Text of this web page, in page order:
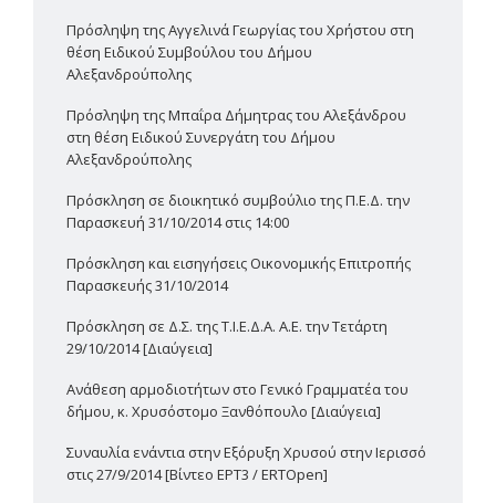
Πρόσληψη της Αγγελινά Γεωργίας του Χρήστου στη
θέση Ειδικού Συμβούλου του Δήμου
Αλεξανδρούπολης
Πρόσληψη της Μπαΐρα Δήμητρας του Αλεξάνδρου
στη θέση Ειδικού Συνεργάτη του Δήμου
Αλεξανδρούπολης
Πρόσκληση σε διοικητικό συμβούλιο της Π.Ε.Δ. την
Παρασκευή 31/10/2014 στις 14:00
Πρόσκληση και εισηγήσεις Οικονομικής Επιτροπής
Παρασκευής 31/10/2014
Πρόσκληση σε Δ.Σ. της Τ.Ι.Ε.Δ.Α. Α.Ε. την Τετάρτη
29/10/2014 [Διαύγεια]
Ανάθεση αρμοδιοτήτων στο Γενικό Γραμματέα του
δήμου, κ. Χρυσόστομο Ξανθόπουλο [Διαύγεια]
Συναυλία ενάντια στην Εξόρυξη Χρυσού στην Ιερισσό
στις 27/9/2014 [Βίντεο ΕΡΤ3 / ERTOpen]